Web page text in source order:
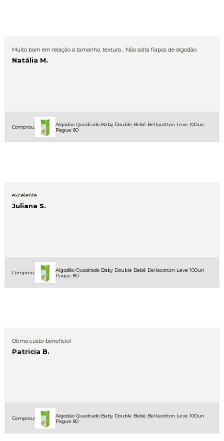
Muito bom em relação a tamanho, textura... Não solta fiapos de algodão.
Natália M.
Comprou:
Algodão Quadrado Baby Double Bebê Bellacotton Leve 100un
Pague 80
excelente
Juliana S.
Comprou:
Algodão Quadrado Baby Double Bebê Bellacotton Leve 100un
Pague 80
Otimo custo-benefício!
Patricia B.
Comprou:
Algodão Quadrado Baby Double Bebê Bellacotton Leve 100un
Pague 80